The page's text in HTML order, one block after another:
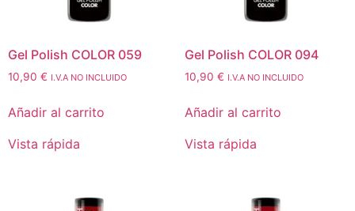
Gel Polish COLOR 059
10,90 € I.V.A NO INCLUIDO
Añadir al carrito
Vista rápida
Gel Polish COLOR 094
10,90 € I.V.A NO INCLUIDO
Añadir al carrito
Vista rápida